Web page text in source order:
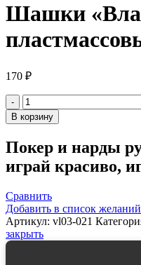
Шашки
170 ₽
Количество
товара
Шашки
пластмассовые
без
поля
В корзину
Покер и нарды
играй красиво,
Сравнить
Добавить в список желаний
Артикул: vl03-021
закрыть